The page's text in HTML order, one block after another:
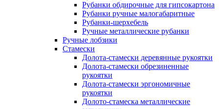
Рубанки обдирочные для гипсокартона
Рубанки ручные малогабаритные
Рубанки-шерхебель
Ручные металлические рубанки
Ручные лобзики
Стамески
Долота-стамески деревянные рукоятки
Долота-стамески обрезиненные
рукоятки
Долота-стамески эргономичные
рукоятки
Долото-стамеска металлические